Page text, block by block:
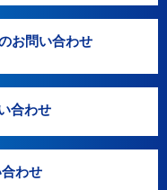
お問い合わせ
合わせ
わせ